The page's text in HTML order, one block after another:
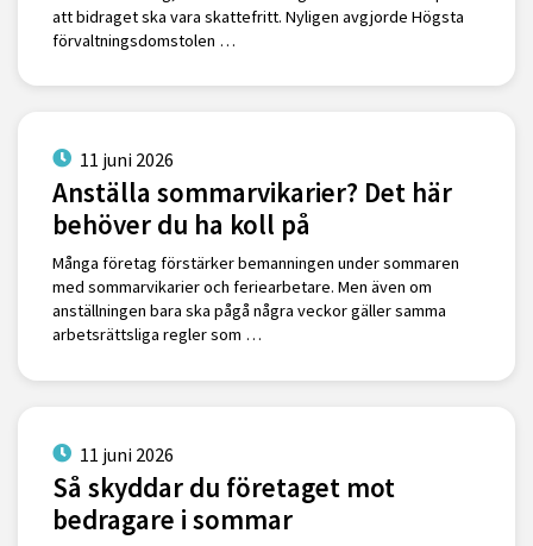
att bidraget ska vara skattefritt. Nyligen avgjorde Högsta
förvaltningsdomstolen …
11 juni 2026
Anställa sommarvikarier? Det här
behöver du ha koll på
Många företag förstärker bemanningen under sommaren
med sommarvikarier och feriearbetare. Men även om
anställningen bara ska pågå några veckor gäller samma
arbetsrättsliga regler som …
11 juni 2026
Så skyddar du företaget mot
bedragare i sommar